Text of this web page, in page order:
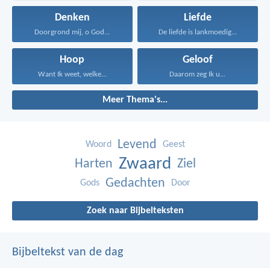
Denken
Doorgrond mij, o God...
Liefde
De liefde is lankmoedig...
Hoop
Want Ik weet, welke...
Geloof
Daarom zeg Ik u...
Meer Thema's...
Woord Levend Geest
Harten Zwaard Ziel
Gods Gedachten Door
Zoek naar Bijbelteksten
Bijbeltekst van de dag